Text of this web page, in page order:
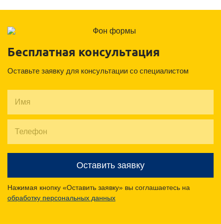
Бесплатная консультация
Оставьте заявку для консультации со специалистом
Оставить заявку
Нажимая кнопку «Оставить заявку» вы соглашаетесь на
обработку персональных данных